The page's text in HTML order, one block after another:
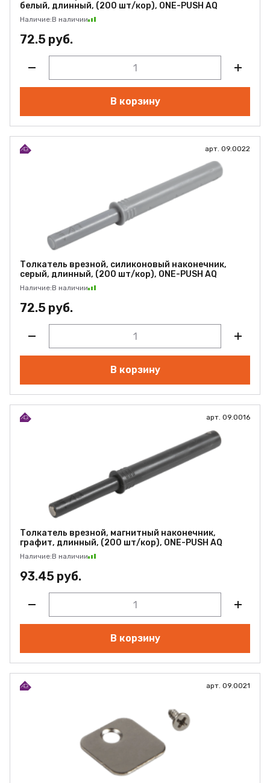
белый, длинный, (200 шт/кор), ONE-PUSH AQ
Наличие:В наличии
72.5 руб.
В корзину
арт. 09.0022
Толкатель врезной, силиконовый наконечник,
серый, длинный, (200 шт/кор), ONE-PUSH AQ
Наличие:В наличии
72.5 руб.
В корзину
арт. 09.0016
Толкатель врезной, магнитный наконечник,
графит, длинный, (200 шт/кор), ONE-PUSH AQ
Наличие:В наличии
93.45 руб.
В корзину
арт. 09.0021